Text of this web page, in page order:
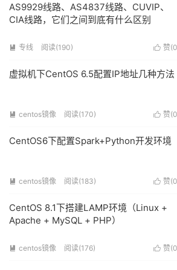
AS9929线路、AS4837线路、CUVIP、
CIA线路，它们之间到底有什么区别
 赞(0
 专线 阅读(190)
虚拟机下CentOS 6.5配置IP地址几种方法
 赞(0
 centos镜像 阅读(170)
CentOS6下配置Spark+Python开发环境
 赞(0
 centos镜像 阅读(183)
CentOS 8.1下搭建LAMP环境（Linux +
Apache + MySQL + PHP）
 赞(0
 centos镜像 阅读(176)